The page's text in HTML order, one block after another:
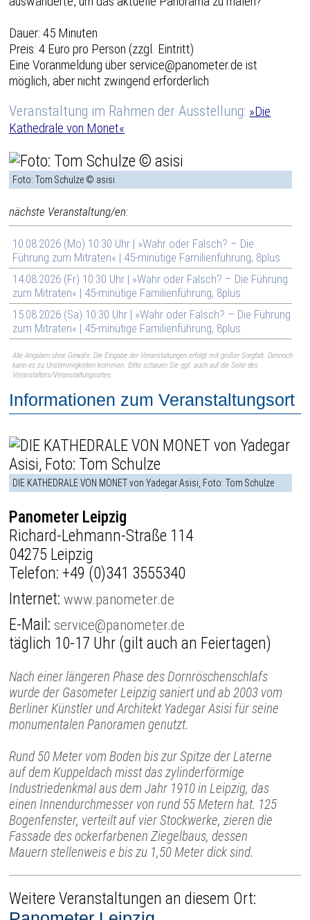
Dauer: 45 Minuten
Preis: 4 Euro pro Person (zzgl. Eintritt)
Eine Voranmeldung über service@panometer.de ist
möglich, aber nicht zwingend erforderlich
Veranstaltung im Rahmen der Ausstellung: »Die
Kathedrale von Monet«
Foto: Tom Schulze © asisi
nächste Veranstaltung/en:
10.08.2026 (Mo) 10:30 Uhr | »Wahr oder Falsch? – Die
Führung zum Mitraten« | 45-minütige Familienführung, 8plus
14.08.2026 (Fr) 10:30 Uhr | »Wahr oder Falsch? – Die Führung
zum Mitraten« | 45-minütige Familienführung, 8plus
15.08.2026 (Sa) 10:30 Uhr | »Wahr oder Falsch? – Die Führung
zum Mitraten« | 45-minütige Familienführung, 8plus
Alle Angaben ohne Gewähr. Die Eingabe der Veranstaltungen erfolgt mit großer Sorgfalt. Dennoch
kann es zu Unstimmigkeiten kommen. Bitte schauen Sie ggf. auch auf die Seite des
Veranstalters/Veranstaltungsortes.
Informationen zum Veranstaltungsort
DIE KATHEDRALE VON MONET von Yadegar Asisi, Foto: Tom Schulze
Panometer Leipzig
Richard-Lehmann-Straße 114
04275 Leipzig
Telefon: +49 (0)341 3555340
Internet:www.panometer.de
E-Mail: service@panometer.de
täglich 10-17 Uhr (gilt auch an Feiertagen)
Nach einer längeren Phase des Dornröschenschlafs
wurde der Gasometer Leipzig saniert und ab 2003 vom
Berliner Künstler und Architekt Yadegar Asisi für seine
monumentalen Panoramen genutzt.
Rund 50 Meter vom Boden bis zur Spitze der Laterne
auf dem Kuppeldach misst das zylinderförmige
Industriedenkmal aus dem Jahr 1910 in Leipzig, das
einen Innendurchmesser von rund 55 Metern hat. 125
Bogenfenster, verteilt auf vier Stockwerke, zieren die
Fassade des ockerfarbenen Ziegelbaus, dessen
Mauern stellenweis e bis zu 1,50 Meter dick sind.
Weitere Veranstaltungen an diesem Ort: